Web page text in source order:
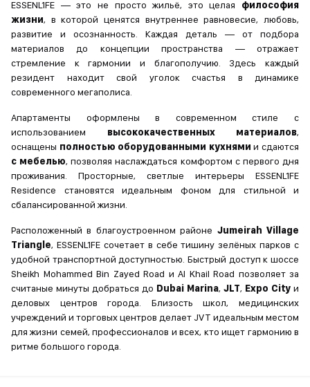
ESSENL1FE — это не просто жильё, это целая философия
жизни, в которой ценятся внутреннее равновесие, любовь,
развитие и осознанность. Каждая деталь — от подбора
материалов до концепции пространства — отражает
стремление к гармонии и благополучию. Здесь каждый
резидент находит свой уголок счастья в динамике
современного мегаполиса.
Апартаменты оформлены в современном стиле с
использованием высококачественных материалов,
оснащены полностью оборудованными кухнями и сдаются
с мебелью, позволяя наслаждаться комфортом с первого дня
проживания. Просторные, светлые интерьеры ESSENL1FE
Residence становятся идеальным фоном для стильной и
сбалансированной жизни.
Расположенный в благоустроенном районе Jumeirah Village
Triangle, ESSENL1FE сочетает в себе тишину зелёных парков с
удобной транспортной доступностью. Быстрый доступ к шоссе
Sheikh Mohammed Bin Zayed Road и Al Khail Road позволяет за
считаные минуты добраться до Dubai Marina, JLT, Expo City и
деловых центров города. Близость школ, медицинских
учреждений и торговых центров делает JVT идеальным местом
для жизни семей, профессионалов и всех, кто ищет гармонию в
ритме большого города.